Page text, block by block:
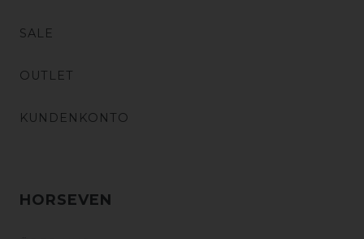
SALE
OUTLET
KUNDENKONTO
HORSEVEN